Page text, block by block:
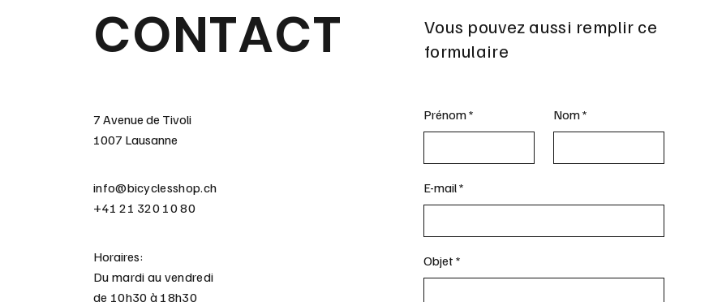
CONTACT
7 Avenue de Tivoli
1007 Lausanne
info@bicyclesshop.ch
+41 21 320 10 80
Horaires:
Du mardi au vendredi
de 10h30 à 18h30
Vous pouvez aussi remplir ce
formulaire
Prénom Nom
E-mail
Objet